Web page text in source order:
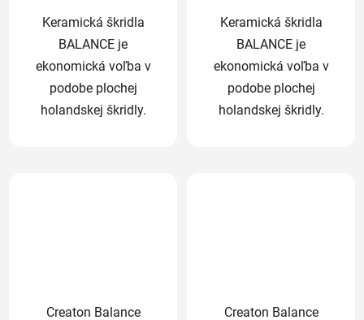
Keramická škridla
BALANCE je
ekonomická voľba v
podobe plochej
holandskej škridly.
Keramická škridla
BALANCE je
ekonomická voľba v
podobe plochej
holandskej škridly.
Creaton Balance Creaton Balance